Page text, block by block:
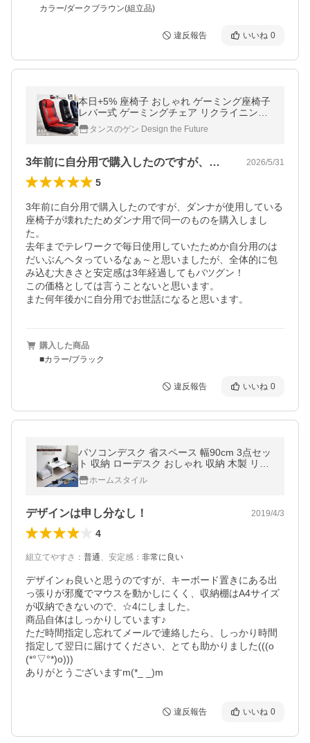
カラー/ダークブラウン(組立品)
違反報告 いいね 0
本日+5% 座椅子 おしゃれ ゲーミング座椅子
レバー式 ゲーミングチェア リクライニング
コンパクト 一人掛け プレゼント 一人用 低反
発 ハイバック座椅子
タンスのゲン Design the Future
3年前に自分用で購入したのですが、ダン… 2026/5/31
5
3年前に自分用で購入したのですが、ダンナが使用している
座椅子が壊れたためダンナ用で同一のものを購入しまし
た。
去年までテレワークで毎日使用していたためか自分用のは
だいぶんヘタっているなぁ～と思いましたが、全体的に包
み込む大きさと安定感は3年経過してもバツグン！
この価格としては言うことないと思います。
また何年後かに自分用でお世話になると思います。
購入した商品
■カラー/ブラック
違反報告 いいね 0
パソコンデスク 省スペース 幅90cm 3点セッ
ト 収納 ローデスク おしゃれ 収納 木製 リモ
ートワーク テレワーク オリジナル tcp350
ホームスタイル
デザインは申し分なし！ 2019/4/3
4
組立てやすさ ： 普通、 安定感 ： 非常に良い
デザインゎ良いと思うのですが、キーボード置きにある出
っ張りが邪魔でマウスを動かしにくく、収納棚はA4サイズ
が収納できないので、☆4にしました。
商品自体はしっかりしています♪
ただ時間指定し忘れてメールで連絡したら、しっかり時間
指定して翌日に届けてください、とても助かりました(((o
(*°▽°*)o)))
ありがとうございますm(*_ _)m
違反報告 いいね 0